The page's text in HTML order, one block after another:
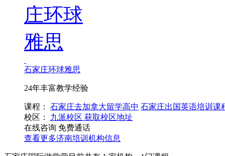
石家庄环球雅思
24年丰富教学经验
课程： 石家庄去加拿大留学高中 石家庄出国英语培训课
校区：
九派校区 获取校区地址
在线咨询 免费通话
查看更多济南培训机构信息